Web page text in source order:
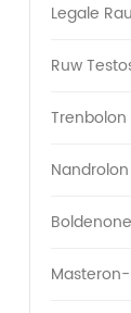
Legale
Ruw